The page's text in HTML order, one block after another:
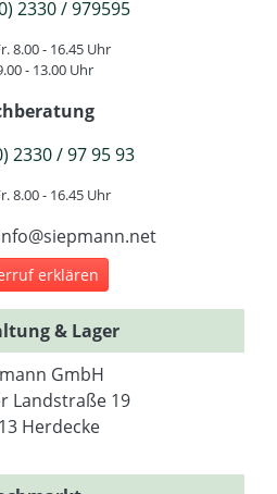
2330 / 979595
8.00 - 16.45 Uhr
- 13.00 Uhr
2330 / 97 95 93
8.00 - 16.45 Uhr
erklären
& Lager
GmbH
Landstraße 19
Herdecke